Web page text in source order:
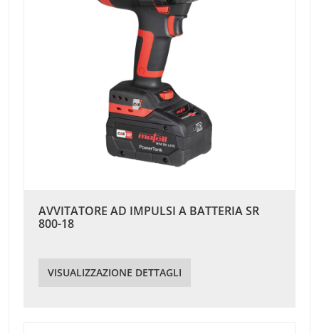
AVVITATORE AD IMPULSI A BATTERIA SR
800-18
VISUALIZZAZIONE DETTAGLI